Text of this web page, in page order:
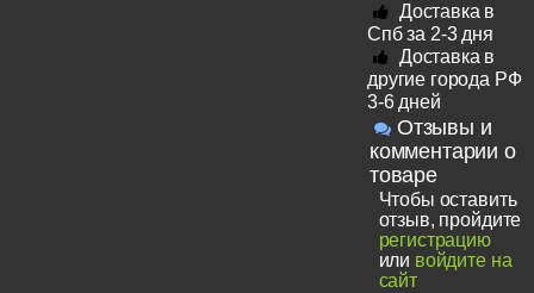
Доставка в
Спб за 2-3 дня
Доставка в
другие города РФ
3-6 дней
Отзывы и
комментарии о
товаре
Чтобы оставить
отзыв, пройдите
регистрацию
или войдите на
сайт